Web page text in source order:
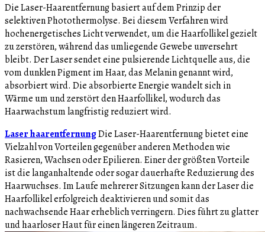
Die Laser-Haarentfernung basiert auf dem Prinzip der
selektiven Photothermolyse. Bei diesem Verfahren wird
hochenergetisches Licht verwendet, um die Haarfollikel gezielt
zu zerstören, während das umliegende Gewebe unversehrt
bleibt. Der Laser sendet eine pulsierende Lichtquelle aus, die
vom dunklen Pigment im Haar, das Melanin genannt wird,
absorbiert wird. Die absorbierte Energie wandelt sich in
Wärme um und zerstört den Haarfollikel, wodurch das
Haarwachstum langfristig reduziert wird.
Laser haarentfernungDie Laser-Haarentfernung bietet eine
Vielzahl von Vorteilen gegenüber anderen Methoden wie
Rasieren, Wachsen oder Epilieren. Einer der größten Vorteile
ist die langanhaltende oder sogar dauerhafte Reduzierung des
Haarwuchses. Im Laufe mehrerer Sitzungen kann der Laser die
Haarfollikel erfolgreich deaktivieren und somit das
nachwachsende Haar erheblich verringern. Dies führt zu glatter
und haarloser Haut für einen längeren Zeitraum.